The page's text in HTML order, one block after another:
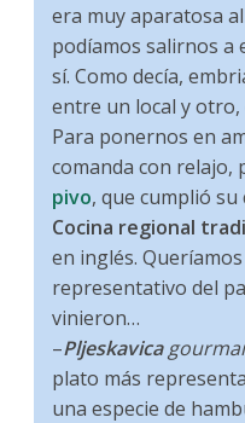
era muy aparatosa
podíamos salirnos a
sí. Como decía,
entre un local y
Para ponernos en
comanda con relajo,
pivo, que cumplió su
Cocina regional
en inglés.
representativo del
vinieron…
–Pljeskavica
plato más
una especie de